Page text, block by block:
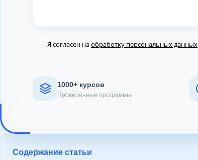
Я согласен наобработку персональных данных
1000+ курсов
Проверенные программы
Содержание статьи